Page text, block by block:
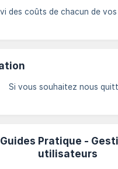
des coûts de chacun de
Si vous souhaitez nous
Guides Pratique -
utilisateurs